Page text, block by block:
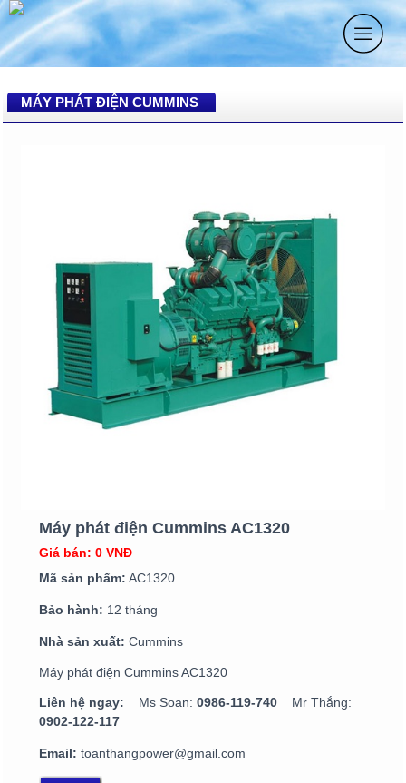
MÁY PHÁT ĐIỆN CUMMINS
Máy phát điện Cummins AC1320
Giá bán: 0 VNĐ
Mã sản phẩm: AC1320
Bảo hành: 12 tháng
Nhà sản xuất: Cummins
Máy phát điện Cummins AC1320
Liên hệ ngay: Ms Soan: 0986-119-740 Mr Thắng:
0902-122-117
Email: toanthangpower@gmail.com